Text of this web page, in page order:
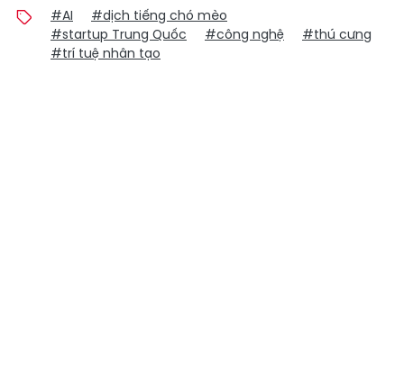
#AI
#dịch tiếng chó mèo
#startup Trung Quốc
#công nghệ
#thú cưng
#trí tuệ nhân tạo